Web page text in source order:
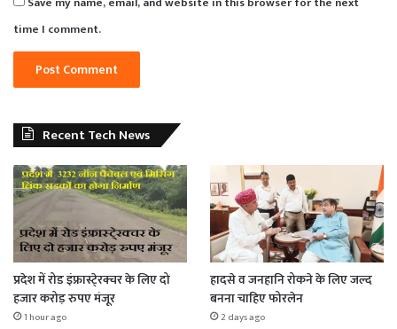
time I comment.
Recent Tech News
प्रदेश में रोड इंफ्रास्टे्रक्चर के लिए दो
हजार करोड़ रुपए मंजूर
1 hour ago
हादसे व जनहानि रोकने के लिए जल्द
बनना चाहिए फोरलेन
2 days ago